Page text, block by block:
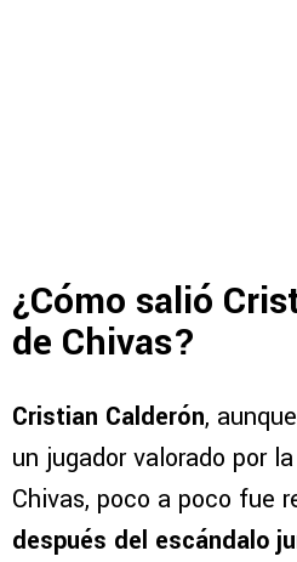
¿Cómo salió
de Chivas?
Cristian Calderón,
un jugador valorado por
Chivas, poco a poco fue
después del escándalo